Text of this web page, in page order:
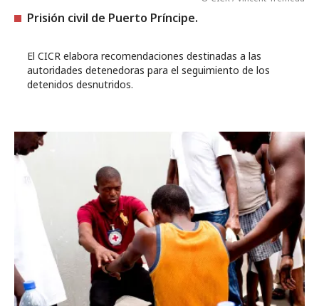
Prisión civil de Puerto Príncipe.
El CICR elabora recomendaciones destinadas a las
autoridades detenedoras para el seguimiento de los
detenidos desnutridos.